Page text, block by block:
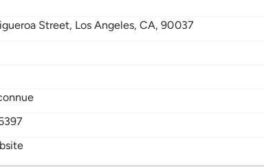
Street, Los Angeles,CA,90037